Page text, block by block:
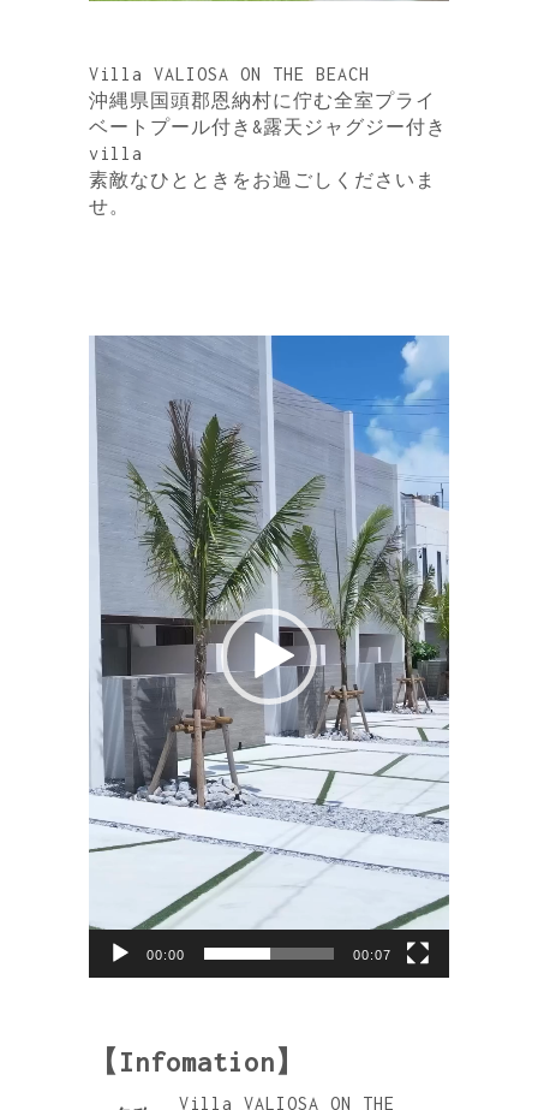
Villa VALIOSA ON THE BEACH
沖縄県国頭郡恩納村に佇む全室プライ
ベートプール付き&露天ジャグジー付き
villa
素敵なひとときをお過ごしくださいま
せ。
動
画
プ
レ
00:00 00:07
【Infomation】
Villa VALIOSA ON THE